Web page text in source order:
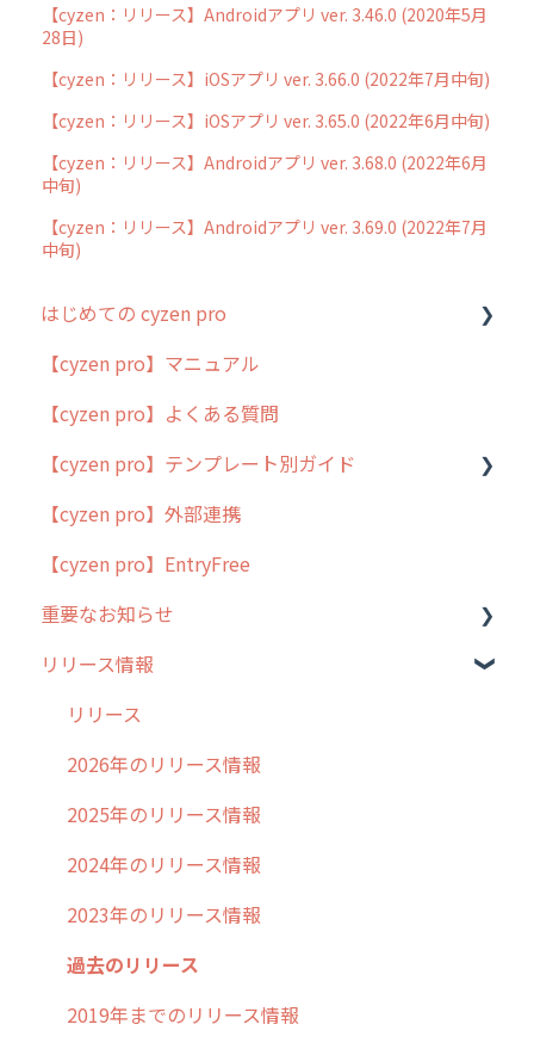
【cyzen：リリース】Androidアプリ ver. 3.46.0 (2020年5月
28日)
【cyzen：リリース】iOSアプリ ver. 3.66.0 (2022年7月中旬)
【cyzen：リリース】iOSアプリ ver. 3.65.0 (2022年6月中旬)
【cyzen：リリース】Androidアプリ ver. 3.68.0 (2022年6月
中旬)
【cyzen：リリース】Androidアプリ ver. 3.69.0 (2022年7月
中旬)
はじめての cyzen pro
cyzen pro とは？
簡易マニュアル
cyzen proの位置情報取得について
用語集
よくある質問
【cyzen pro】マニュアル
【cyzen pro】よくある質問
【cyzen pro】テンプレート別ガイド
ポスティング
ラウンダー
メンテナンス
外廻り営業
清掃
不動産
【cyzen pro】外部連携
【cyzen pro】EntryFree
重要なお知らせ
過去の重要なお知らせ
障害情報
リリース情報
リリース
2026年のリリース情報
2025年のリリース情報
2024年のリリース情報
2023年のリリース情報
過去のリリース
2019年までのリリース情報